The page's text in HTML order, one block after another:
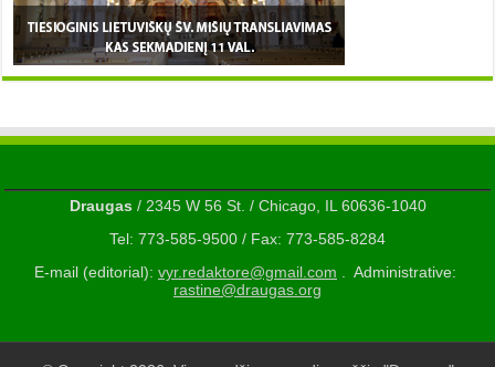
Draugas/ 2345 W 56 St. / Chicago, IL 60636-1040
Tel: 773-585-9500 / Fax: 773-585-8284
E-mail (editorial): vyr.redaktore@gmail.com . Administrative:
rastine@draugas.org